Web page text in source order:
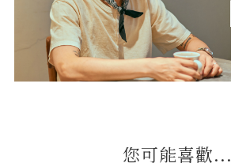
您可能喜歡...